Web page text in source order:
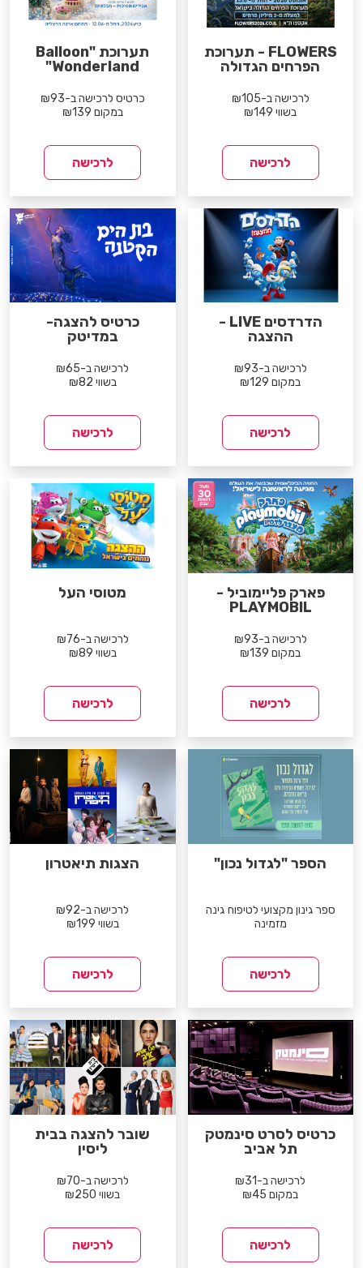
FLOWERS - תערוכת
הפרחים הגדולה
לרכישה ב-₪105
בשווי ₪149
לרכישה
תערוכת "Balloon
Wonderland"
כרטיס לרכישה ב-₪93
במקום ₪139
לרכישה
הדרדסים LIVE -
ההצגה
לרכישה ב-₪93
במקום ₪129
לרכישה
כרטיס להצגה-
במדיטק
לרכישה ב-₪65
בשווי ₪82
לרכישה
פארק פליימוביל -
PLAYMOBIL
לרכישה ב-₪93
במקום ₪139
לרכישה
מטוסי העל
לרכישה ב-₪76
בשווי ₪89
לרכישה
הספר "לגדול נכון"
ספר גינון מקצועי לטיפוח גינה
מזמינה
לרכישה
הצגות תיאטרון
לרכישה ב-₪92
בשווי ₪199
לרכישה
כרטיס לסרט סינמטק
תל אביב
לרכישה ב-₪31
במקום ₪45
לרכישה
שובר להצגה בבית
ליסין
לרכישה ב-₪70
בשווי ₪250
לרכישה